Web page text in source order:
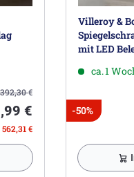
€
€
€
Villeroy &
mit LED
ca. 1
-50%